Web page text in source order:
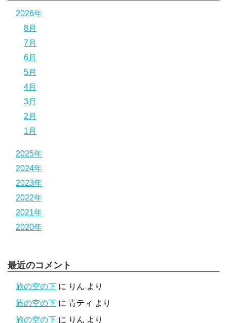
2026年
8月
7月
6月
5月
4月
3月
2月
1月
2025年
2024年
2023年
2022年
2021年
2020年
最近のコメント
旅の空の下 に りん より
旅の空の下 に 青ティ より
旅の空の下 に りん より